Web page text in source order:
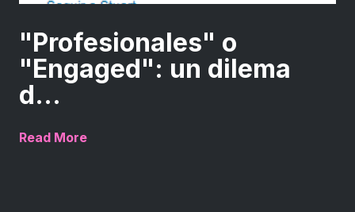
"Profesionales" o
"Engaged": un dilema
d...
Read More